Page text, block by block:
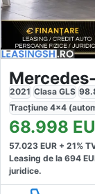
2021 Clasa GLS
Tracțiune 4x4
68.998
57.023 EUR + 21%
Leasing de la 694
juridice.